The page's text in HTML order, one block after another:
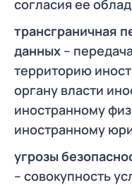
согласия ее
трансграничная
данных –
территорию
органу власти
иностранному
иностранному
угрозы
– совокупность